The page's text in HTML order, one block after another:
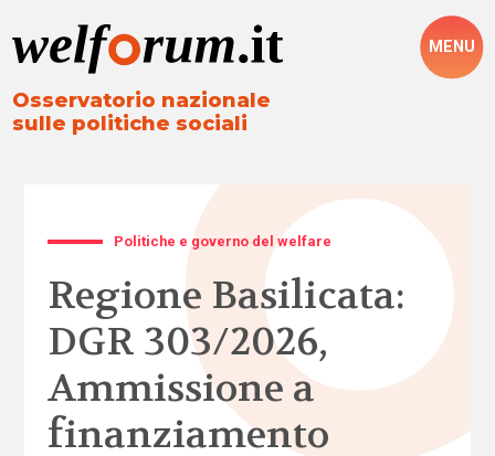
Osservatorio nazionale
sulle politiche sociali
MENU
Politiche e governo del welfare
Regione Basilicata:
DGR 303/2026,
Ammissione a
finanziamento